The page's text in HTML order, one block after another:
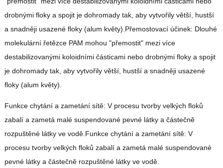
drobnými floky a spojit je dohromady tak, aby vytvořily větší, hustší
a snadněji usazené floky (alum květy).Přemostovací účinek: Dlouhé
molekulární řetězce PAM mohou "přemostit" mezi více
destabilizovanými koloidními částicami nebo drobnými floky a spojit
je dohromady tak, aby vytvořily větší, hustší a snadněji usazené
floky (alum květy).
Funkce chytání a zametání sítě: V procesu tvorby velkých floků
zabalí a zametá malé suspendované pevné látky a částečně
rozpuštěné látky ve vodě.Funkce chytání a zametání sítě: V
procesu tvorby velkých floků zabalí a zametá malé suspendované
pevné látky a částečně rozpuštěné látky ve vodě.